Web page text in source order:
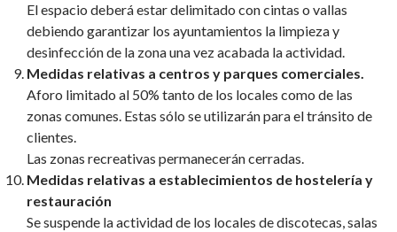
El espacio deberá estar delimitado con cintas o vallas
debiendo garantizar los ayuntamientos la limpieza y
desinfección de la zona una vez acabada la actividad.
Medidas relativas a centros y parques comerciales.
Aforo limitado al 50% tanto de los locales como de las
zonas comunes. Estas sólo se utilizarán para el tránsito de
clientes.
Las zonas recreativas permanecerán cerradas.
Medidas relativas a establecimientos de hostelería y
restauración
Se suspende la actividad de los locales de discotecas, salas